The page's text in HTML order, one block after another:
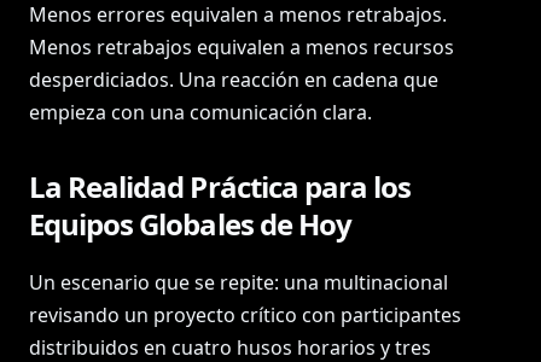
Menos errores equivalen a menos retrabajos.
Menos retrabajos equivalen a menos recursos
desperdiciados. Una reacción en cadena que
empieza con una comunicación clara.
La Realidad Práctica para los
Equipos Globales de Hoy
Un escenario que se repite: una multinacional
revisando un proyecto crítico con participantes
distribuidos en cuatro husos horarios y tres